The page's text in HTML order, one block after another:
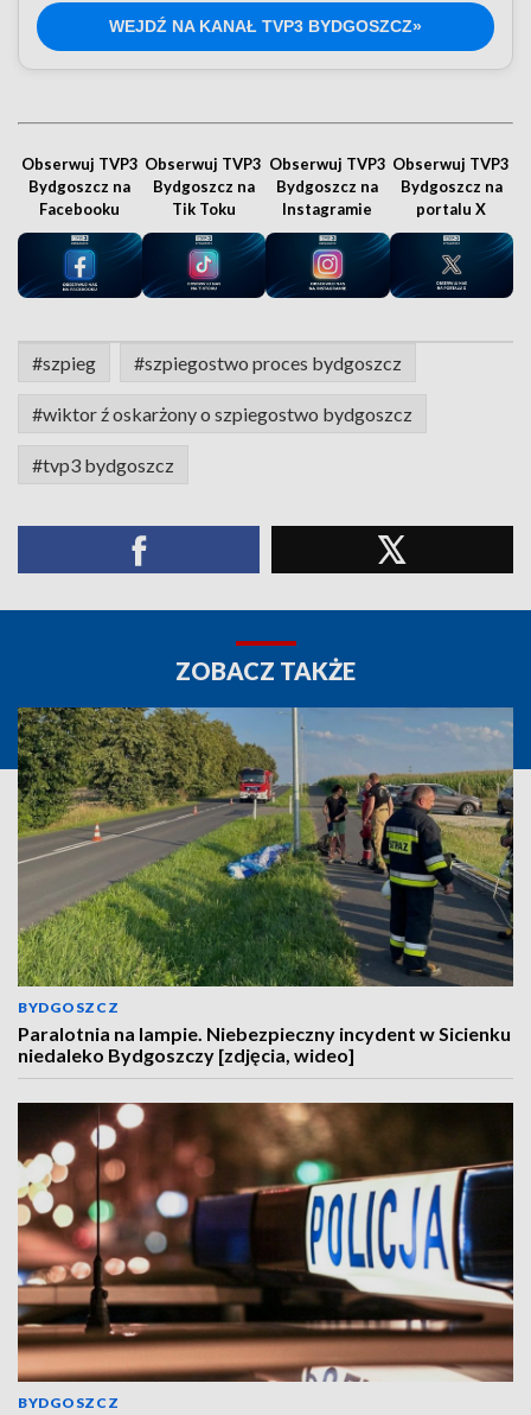
WEJDŹ NA KANAŁ TVP3 BYDGOSZCZ»
Obserwuj TVP3
Bydgoszcz na
Facebooku
Obserwuj TVP3
Bydgoszcz na
Tik Toku
Obserwuj TVP3
Bydgoszcz na
Instagramie
Obserwuj TVP3
Bydgoszcz na
portalu X
#szpieg #szpiegostwo proces bydgoszcz
#wiktor ź oskarżony o szpiegostwo bydgoszcz
#tvp3 bydgoszcz
ZOBACZ TAKŻE
BYDGOSZCZ
Paralotnia na lampie. Niebezpieczny incydent w Sicienku
niedaleko Bydgoszczy [zdjęcia, wideo]
BYDGOSZCZ